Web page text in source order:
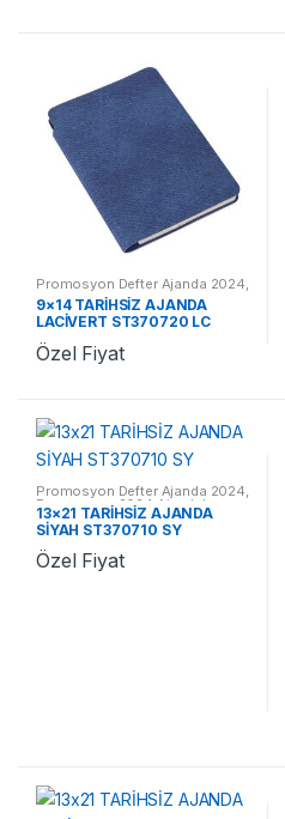
Promosyon Defter Ajanda 2024
Promosyon 2024 Ajandalar
9×14 TARİHSİZ AJANDA
LACİVERT ST370720 LC
Özel Fiyat
Promosyon Defter Ajanda 2024,
Promosyon 2024 Ajandalar
13×21 TARİHSİZ AJANDA
SİYAH ST370710 SY
Özel Fiyat